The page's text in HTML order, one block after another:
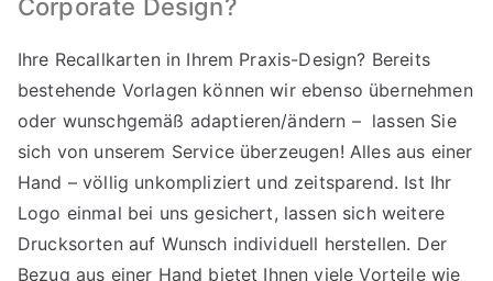
Corporate Design?
Ihre Recallkarten in Ihrem Praxis-Design? Bereits
bestehende Vorlagen können wir ebenso übernehmen
oder wunschgemäß adaptieren/ändern – lassen Sie
sich von unserem Service überzeugen! Alles aus einer
Hand – völlig unkompliziert und zeitsparend. Ist Ihr
Logo einmal bei uns gesichert, lassen sich weitere
Drucksorten auf Wunsch individuell herstellen. Der
Bezug aus einer Hand bietet Ihnen viele Vorteile wie